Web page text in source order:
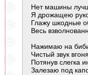
Нет машины
Я дрожащею
Глажу шкодные
Весь
Нажимаю на
Чистый звук
Потянув слегка
Залезаю под